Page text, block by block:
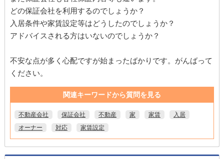
どの保証会社を利用するのでしょうか？
入居条件や家賃設定等はどうしたのでしょうか？
アドバイスされる方はいないのでしょうか？
不安な点が多く心配ですが始まったばかりです。がんばって
ください。
関連キーワードから質問を見る
不動産会社 保証会社 不動産 家 家賃
入居
オーナー
対応 家賃設定